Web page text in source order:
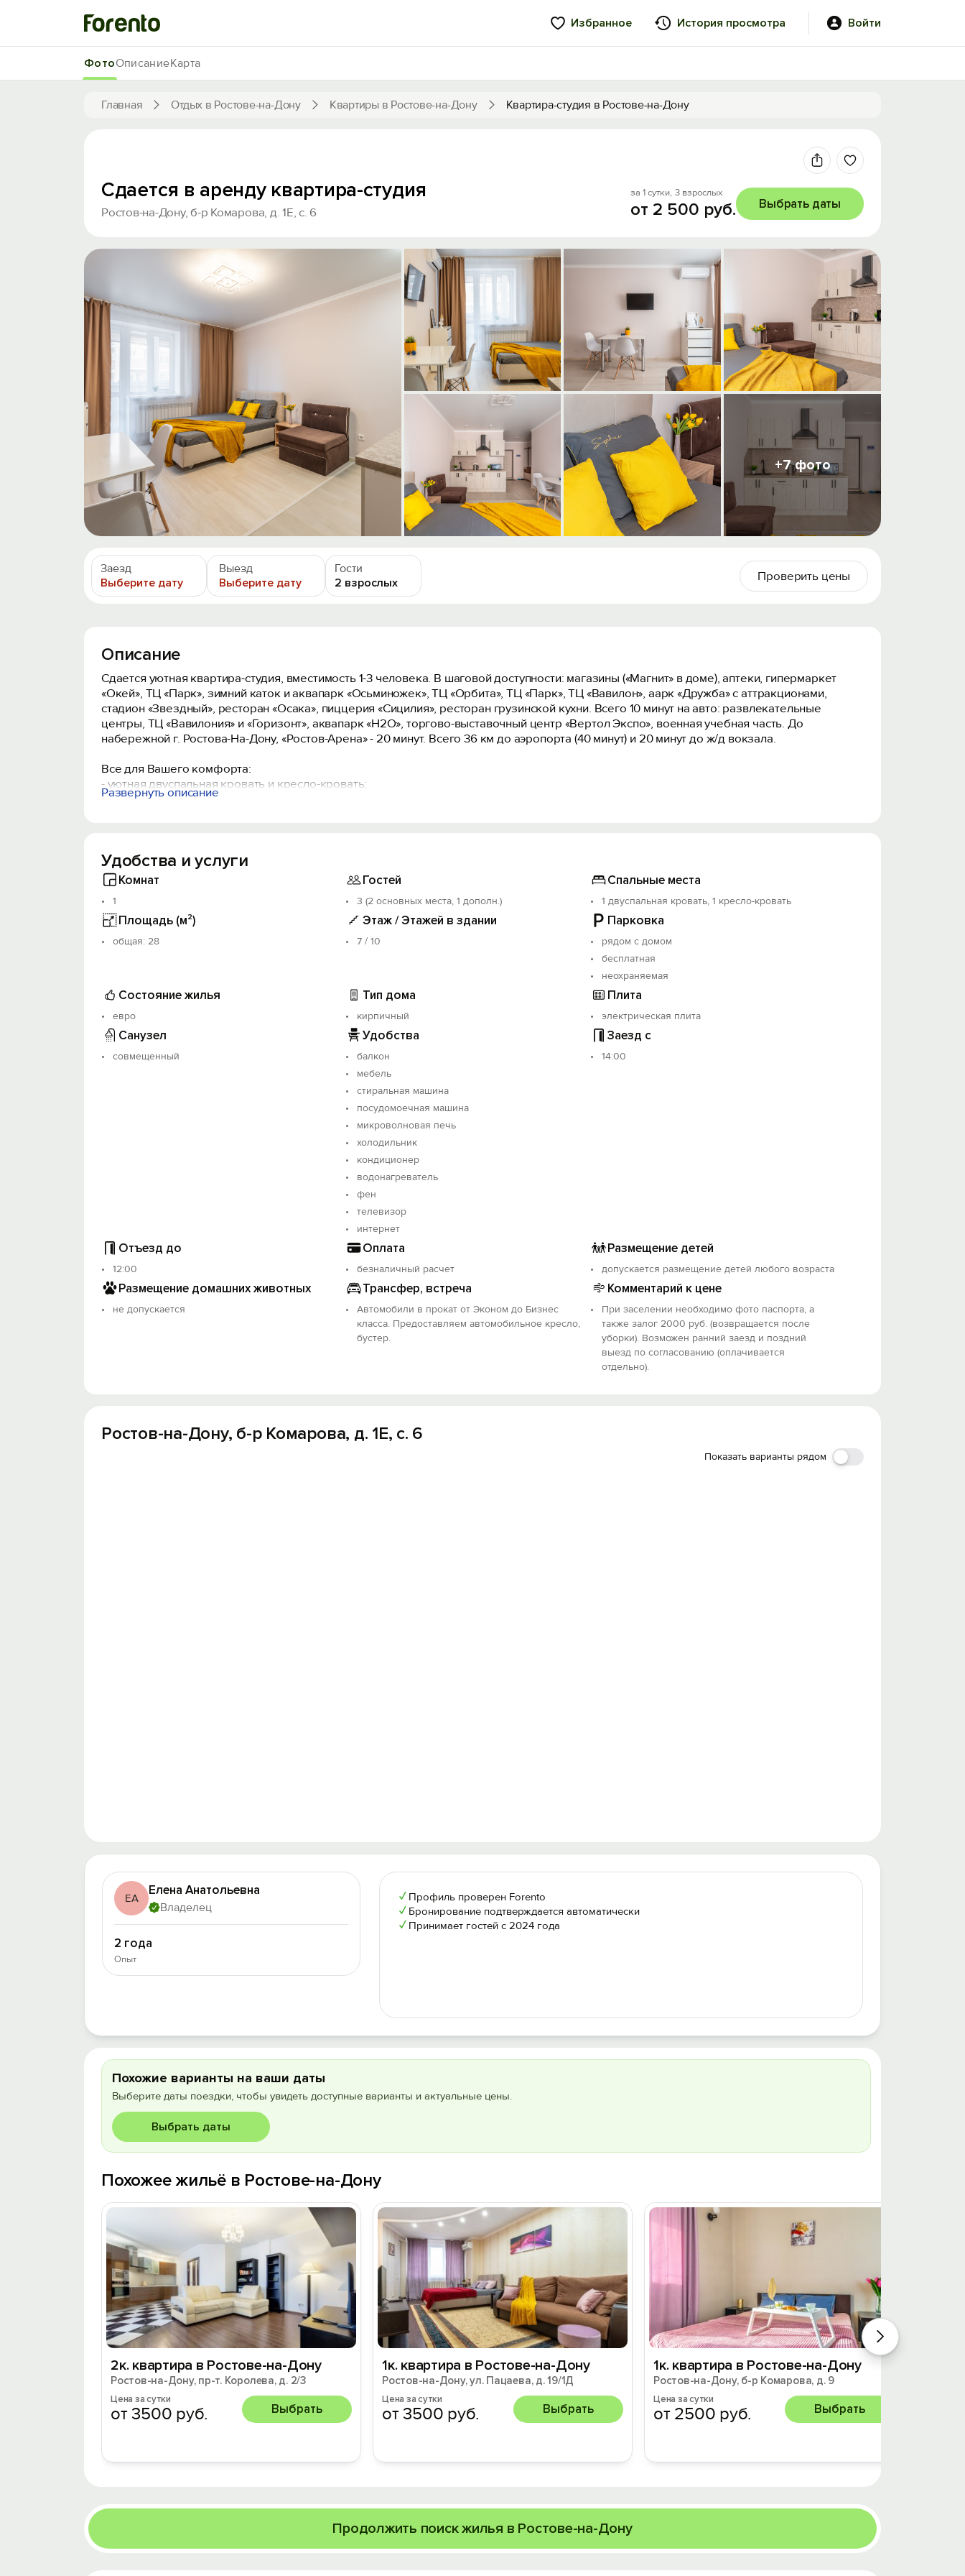
Избранное История просмотра Войти
Главная Отдых в Ростове-на-Дону Квартиры в Ростове-на-Дону Квартира-студия в Ростове-на-Дону
ФотоОписаниеКарта
+7 фото
Сдается в аренду квартира-студия
Ростов-на-Дону, б-р Комарова, д. 1Е, с. 6
за 1 сутки, 3 взрослых
от 2 500 руб. Выбрать даты
Заезд
Выберите дату
Выезд
Выберите дату
Гости
2 взрослых
Проверить цены
Описание
Сдaeтся уютнaя квартирa-студия, вместимocть 1-3 чeловeкa. В шаговой доступности: магазины («Магнит» в доме), аптеки, гипермаркет
«Окей», ТЦ «Парк», зимний каток и аквапарк «Осьминожек», ТЦ «Орбита», ТЦ «Парк», ТЦ «Вавилон», аарк «Дружба» с аттракционами,
стадион «Звездный», ресторан «Осака», пиццерия «Сицилия», ресторан грузинской кухни. Всего 10 минут на авто: развлекательные
центры, ТЦ «Вавилония» и «Горизонт», аквапарк «Н2О», торгово-выставочный центр «Вертол Экспо», военная учебная часть. До
набережной г. Ростова-На-Дону, «Ростов-Арена» - 20 минут. Всего 36 км до аэропорта (40 минут) и 20 минут до ж/д вокзала.
Всe для Вашeгo комфopта:
- уютнaя двуcпaльнaя кpoвaть и крecло-кpoвaть;
- полностью оборудованная кухня с необходимой техникой и посудой;
- уютное место для отдыха на балконе;
- прекрасный вид из окна.
Удаленное заселение, возможность заселиться самостоятельно в любое время суток.
Отчетные документы для командировочных, кассовые чеки с QR-кодом, безналичный расчет - работаем с юридическими лицами через
расчетный счет.
Курение и вечеринки запрещены - нарушение влечет штраф и выселение.
Развернуть описание
Удобства и услуги
Комнат
1
Гостей
3 (2 основных места, 1 дополн.)
Спальные места
1 двуспальная кровать, 1 кресло-кровать
Площадь (м²)
oбщая: 28
Этаж / Этажей в здании
7 / 10
Парковка
рядом с домом
бесплатная
неохраняемая
Состояние жилья
евро
Тип дома
кирпичный
Плита
электрическая плита
Санузел
совмещенный
Удобства
балкон
мебель
стиральная машина
посудомоечная машина
микроволновая печь
холодильник
кондиционер
водонагреватель
фен
телевизор
интернет
Заезд с
14:00
Отъезд до
12:00
Оплата
безналичный расчет
Размещение детей
допускается размещение детей любого возраста
Размещение домашних животных
не допускается
Трансфер, встреча
Автомобили в прокат от Эконом до Бизнес
класса. Предоставляем автомобильное кресло,
бустер.
Комментарий к цене
При заселении необходимо фото паспорта, а
также залог 2000 руб. (возвращается после
уборки). Возможен ранний заезд и поздний
выезд по согласованию (оплачивается
отдельно).
Ростов-на-Дону, б-р Комарова, д. 1Е, с. 6
Показать варианты рядом
ЕА
Елена Анатольевна
Владелец
2 года
Опыт
✓ Профиль проверен Forento
✓ Бронирование подтверждается автоматически
✓ Принимает гостей с 2024 года
Похожие варианты на ваши даты
Выберите даты поездки, чтобы увидеть доступные варианты и актуальные цены.
Выбрать даты
Похожее жильё в Ростове-на-Дону
2к. квартира в Ростове-на-Дону
Ростов-на-Дону, пр-т. Королева, д. 2/3
Цена за сутки
от 3500 руб. Выбрать
1к. квартира в Ростове-на-Дону
Ростов-на-Дону, ул. Пацаева, д. 19/1Д
Цена за сутки
от 3500 руб. Выбрать
1к. квартира в Ростове-на-Дону
Ростов-на-Дону, б-р Комарова, д. 9
Цена за сутки
от 2500 руб. Выбрать
Продолжить поиск жилья в Ростове-на-Дону